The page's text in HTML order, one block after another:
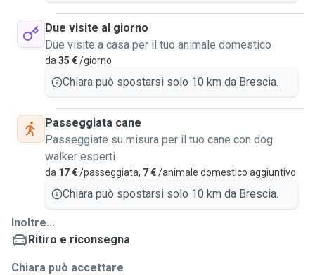
Due visite al giorno
Due visite a casa per il tuo animale domestico
da 35 €/giorno
Chiara può spostarsi solo 10 km da Brescia.
Passeggiata cane
Passeggiate su misura per il tuo cane con dog
walker esperti
da 17 €/passeggiata, 7 €/animale domestico aggiuntivo
Chiara può spostarsi solo 10 km da Brescia.
Inoltre...
Ritiro e riconsegna
Chiara può accettare